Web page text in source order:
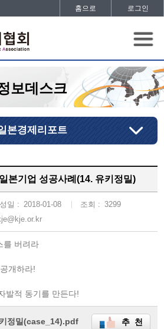
홈으로 로그인
보데스크
본경제리포트
본기업 성공사례(14. 유키정밀)
일 : 2018-01-08 조회 : 3299
를 버려라
개하라!
발적 동기를 만든다!
정밀(case_14).pdf 추 천